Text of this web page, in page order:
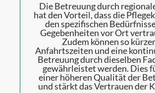
Die Betreuung durch
hat den Vorteil, dass die
den spezifischen
Gegebenheiten vor Ort
Zudem können so
Anfahrtszeiten und eine
Betreuung durch dieselben
gewährleistet werden. Dies
einer höheren Qualität der
und stärkt das Vertrauen der